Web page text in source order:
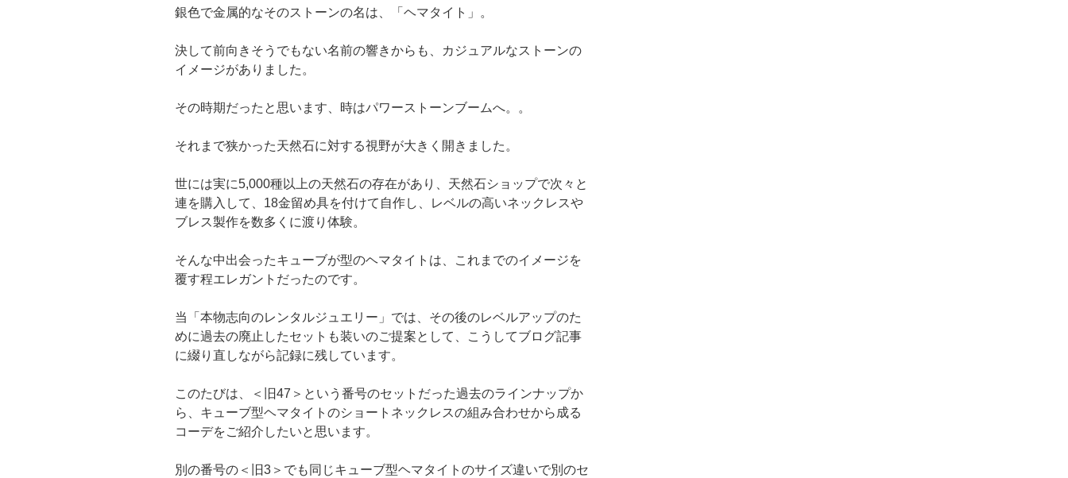
銀色で金属的なそのストーンの名は、「ヘマタイト」。
決して前向きそうでもない名前の響きからも、カジュアルなストーンの
イメージがありました。
その時期だったと思います、時はパワーストーンブームへ。。
それまで狭かった天然石に対する視野が大きく開きました。
世には実に5,000種以上の天然石の存在があり、天然石ショップで次々と
連を購入して、18金留め具を付けて自作し、レベルの高いネックレスや
ブレス製作を数多くに渡り体験。
そんな中出会ったキューブが型のヘマタイトは、これまでのイメージを
覆す程エレガントだったのです。
当「本物志向のレンタルジュエリー」では、その後のレベルアップのた
めに過去の廃止したセットも装いのご提案として、こうしてブログ記事
に綴り直しながら記録に残しています。
このたびは、＜旧47＞という番号のセットだった過去のラインナップか
ら、キューブ型ヘマタイトのショートネックレスの組み合わせから成る
コーデをご紹介したいと思います。
別の番号の＜旧3＞でも同じキューブ型ヘマタイトのサイズ違いで別のセ